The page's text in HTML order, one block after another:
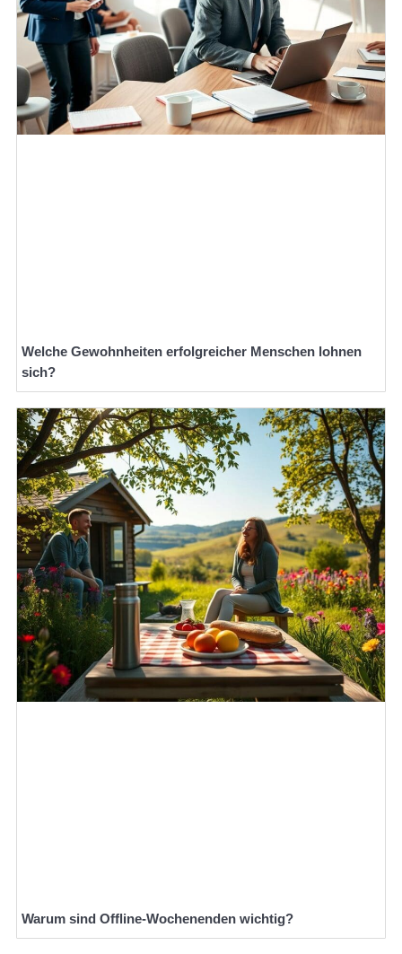
Welche Gewohnheiten erfolgreicher Menschen lohnen
sich?
Warum sind Offline-Wochenenden wichtig?